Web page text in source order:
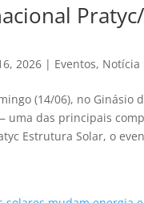
2026 | Eventos, Notícia
(14/06), no
uma das principais
Estrutura Solar, o